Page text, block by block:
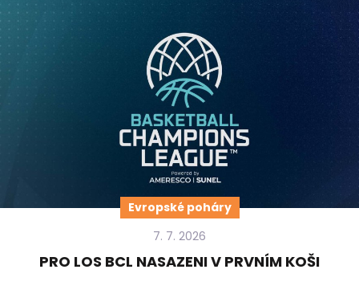
Evropské poháry
7. 7. 2026
PRO LOS BCL NASAZENI V PRVNÍM KOŠI